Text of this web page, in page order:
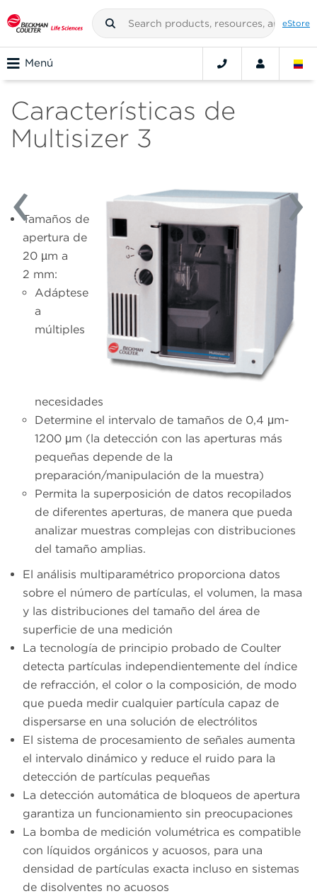
eStore
Menú
Características de
Multisizer 3
Tamaños de
apertura de
20 µm a
2 mm:
Adáptese
a
múltiples
necesidades
Determine el intervalo de tamaños de 0,4 μm-
1200 μm (la detección con las aperturas más
pequeñas depende de la
preparación/manipulación de la muestra)
Permita la superposición de datos recopilados
de diferentes aperturas, de manera que pueda
analizar muestras complejas con distribuciones
del tamaño amplias.
El análisis multiparamétrico proporciona datos
sobre el número de partículas, el volumen, la masa
y las distribuciones del tamaño del área de
superficie de una medición
La tecnología de principio probado de Coulter
detecta partículas independientemente del índice
de refracción, el color o la composición, de modo
que pueda medir cualquier partícula capaz de
dispersarse en una solución de electrólitos
El sistema de procesamiento de señales aumenta
el intervalo dinámico y reduce el ruido para la
detección de partículas pequeñas
La detección automática de bloqueos de apertura
garantiza un funcionamiento sin preocupaciones
La bomba de medición volumétrica es compatible
con líquidos orgánicos y acuosos, para una
densidad de partículas exacta incluso en sistemas
de disolventes no acuosos